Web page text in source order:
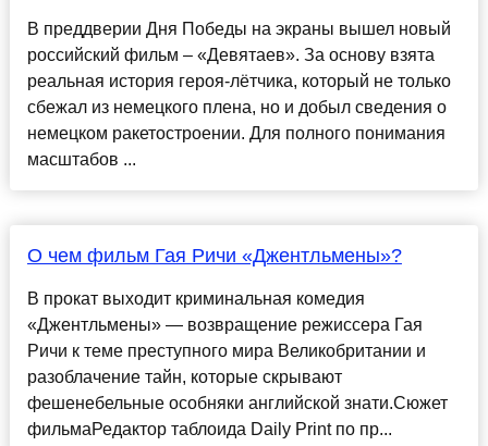
В преддверии Дня Победы на экраны вышел новый
российский фильм – «Девятаев». За основу взята
реальная история героя-лётчика, который не только
сбежал из немецкого плена, но и добыл сведения о
немецком ракетостроении. Для полного понимания
масштабов ...
О чем фильм Гая Ричи «Джентльмены»?
В прокат выходит криминальная комедия
«Джентльмены» — возвращение режиссера Гая
Ричи к теме преступного мира Великобритании и
разоблачение тайн, которые скрывают
фешенебельные особняки английской знати.Сюжет
фильмаРедактор таблоида Daily Print по пр...